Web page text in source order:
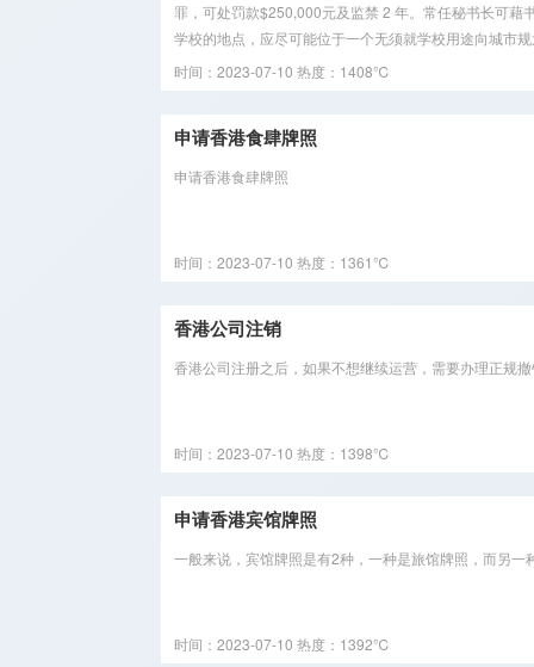
罪，可处罚款$250,000元及监禁 2 年。常任秘书长可藉
学校的地点，应尽可能位于一个无须就学校用途向城市
时间：2023-07-10 热度：1408℃
​申请香港食肆牌照
申请香港食肆牌照
时间：2023-07-10 热度：1361℃
香港公司注销
香港公司注册之后，如果不想继续运营，需要办理正规
时间：2023-07-10 热度：1398℃
申请香港宾馆牌照
一般来说，宾馆牌照是有2种，一种是旅馆牌照，而另一
时间：2023-07-10 热度：1392℃